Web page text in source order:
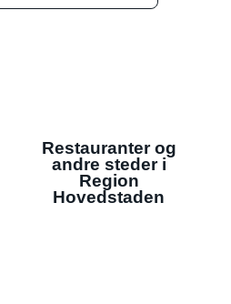
Restauranter og
andre steder i
Region
Hovedstaden